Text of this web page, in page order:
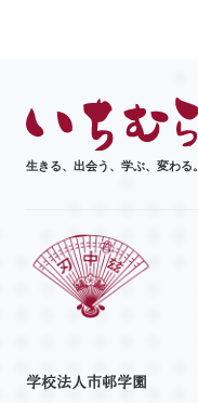
生きる、出会う、学ぶ、変わる。
学校法人市邨学園